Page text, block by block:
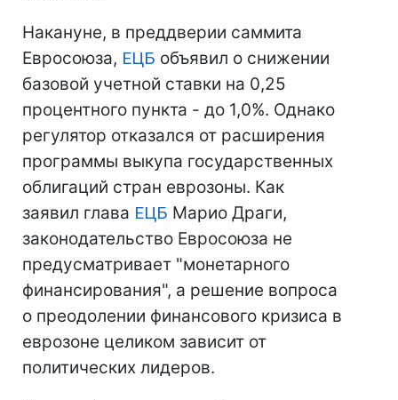
Накануне, в преддверии саммита
Евросоюза, ЕЦБ объявил о снижении
базовой учетной ставки на 0,25
процентного пункта - до 1,0%. Однако
регулятор отказался от расширения
программы выкупа государственных
облигаций стран еврозоны. Как
заявил глава ЕЦБ Марио Драги,
законодательство Евросоюза не
предусматривает "монетарного
финансирования", а решение вопроса
о преодолении финансового кризиса в
еврозоне целиком зависит от
политических лидеров.